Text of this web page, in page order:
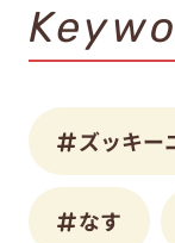
ズッキー
なす